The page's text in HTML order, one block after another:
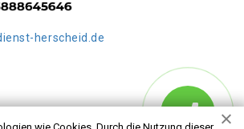
herscheid.de